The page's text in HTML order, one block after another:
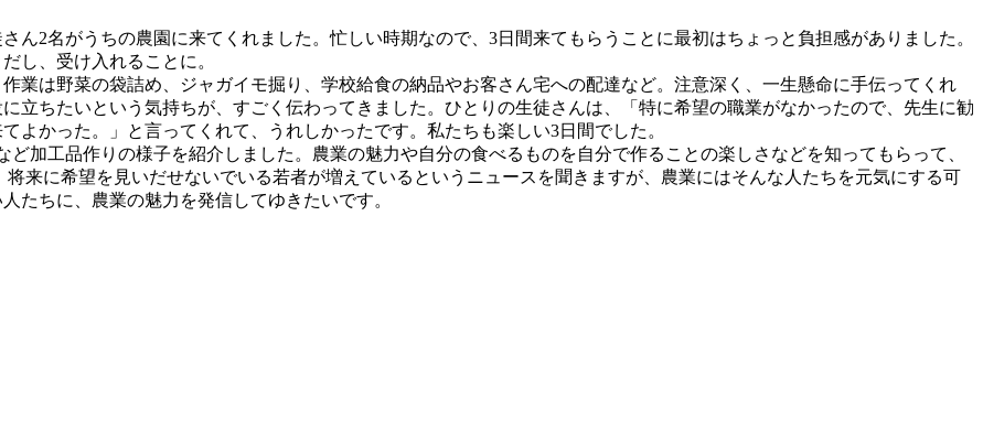
2名がうちの農園に来てくれました。忙しい時期なので、3日間来てもらうことに最初はちょっと負担感がありました。
し、受け入れることに。
業は野菜の袋詰め、ジャガイモ掘り、学校給食の納品やお客さん宅への配達など。注意深く、一生懸命に手伝ってくれ
立ちたいという気持ちが、すごく伝わってきました。ひとりの生徒さんは、「特に希望の職業がなかったので、先生に勧
よかった。」と言ってくれて、うれしかったです。私たちも楽しい3日間でした。
加工品作りの様子を紹介しました。農業の魅力や自分の食べるものを自分で作ることの楽しさなどを知ってもらって、
に希望を見いだせないでいる若者が増えているというニュースを聞きますが、農業にはそんな人たちを元気にする可
たちに、農業の魅力を発信してゆきたいです。